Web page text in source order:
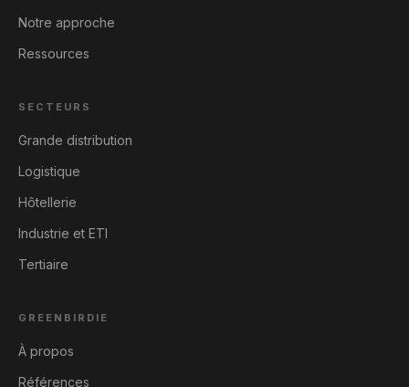
Notre approche
Ressources
SECTEURS
Grande distribution
Logistique
Hôtellerie
Industrie et ETI
Tertiaire
GREENBIRDIE
À propos
Références